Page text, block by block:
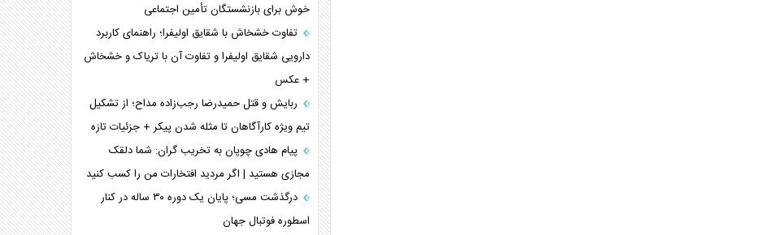
چگونه مقاومت صحنه جنگ را تغییر می‌دهد؟
جنگ رمضان و معضل حضور نظامیان آمریکایی
تحلیل جامع پدیده تراستی‌ها
تأثیر جنگ ایران و آمریکا بر اقتصاد جهانی
تخریب پل‌ها در اوکراین و فروپاشی روایت دوگانه
غرب
اربعین، کابوس مشترک تل‌آویو-واشنگتن
خوش برای بازنشستگان تأمین اجتماعی
تفاوت خشخاش با شقایق اولیفرا؛ راهنمای کاربرد
دارویی شقایق اولیفرا و تفاوت آن با تریاک و خشخاش
+ عکس
ربایش و قتل حمیدرضا رجب‌زاده مداح؛ از تشکیل
تیم ویژه کارآگاهان تا مثله شدن پیکر + جزئیات تازه
پیام هادی چوپان به تخریب گران: شما دلقک
مجازی هستید | اگر مردید افتخارات من را کسب کنید
درگذشت مسی؛ پایان یک دوره ۳۰ ساله در کنار
اسطوره فوتبال جهان